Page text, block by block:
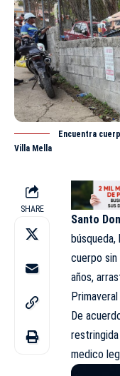
Encuentra
Villa Mella
SHARE
Santo
cuerpo sin
años,
De
medico